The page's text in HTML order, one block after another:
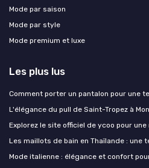
Mode par saison
Mode par style
Mode premium et luxe
Les plus lus
Comment porter un pantalon pour une
L'élégance du pull de Saint-Tropez à
Explorez le site officiel de ycoo pour
Les maillots de bain en Thaïlande : une
Mode italienne : élégance et confort